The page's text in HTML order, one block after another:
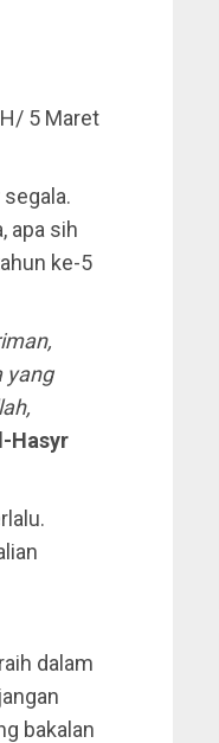
5 Maret
apa sih
ke-5
yang
Hasyr
dalam
bakalan